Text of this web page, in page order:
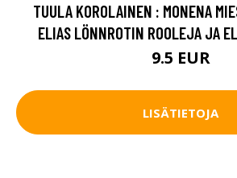
TUULA KOROLAINEN : MONENA
ELIAS LÖNNROTIN ROOLEJA JA
9.5 EUR
LISÄTIETOJA